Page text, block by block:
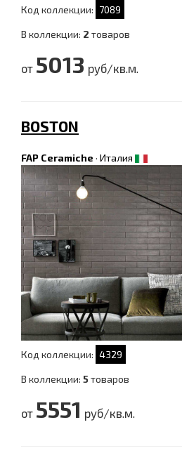
Код коллекции: 7089
В коллекции: 2 товаров
от 5013 руб/кв.м.
BOSTON
FAP Ceramiche · Италия
Код коллекции: 4329
В коллекции: 5товаров
от 5551 руб/кв.м.